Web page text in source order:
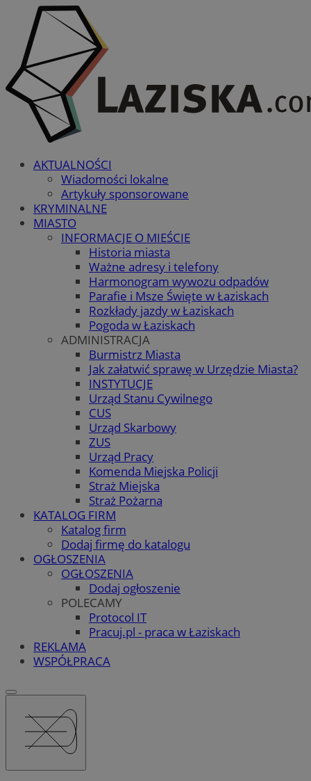
AKTUALNOŚCI
Wiadomości lokalne
Artykuły sponsorowane
KRYMINALNE
MIASTO
INFORMACJE O MIEŚCIE
Historia miasta
Ważne adresy i telefony
Harmonogram wywozu odpadów
Parafie i Msze Święte w Łaziskach
Rozkłady jazdy w Łaziskach
Pogoda w Łaziskach
ADMINISTRACJA
Burmistrz Miasta
Jak załatwić sprawę w Urzędzie Miasta?
INSTYTUCJE
Urząd Stanu Cywilnego
CUS
Urząd Skarbowy
ZUS
Urząd Pracy
Komenda Miejska Policji
Straż Miejska
Straż Pożarna
KATALOG FIRM
Katalog firm
Dodaj firmę do katalogu
OGŁOSZENIA
OGŁOSZENIA
Dodaj ogłoszenie
POLECAMY
Protocol IT
Pracuj.pl - praca w Łaziskach
REKLAMA
WSPÓŁPRACA